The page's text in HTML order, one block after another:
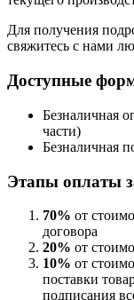
Для получения
свяжитесь с нами
Доступные
Безналичная
части)
Безналичная
Этапы оплаты
70% от
договора
20% от
10% от
поставки
подписания